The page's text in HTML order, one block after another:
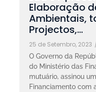
Elaboração
Ambientais,
Projectos,…
25 de Setembro, 2023
O Governo da
do Ministério das
mutuário, assinou
Financiamento com